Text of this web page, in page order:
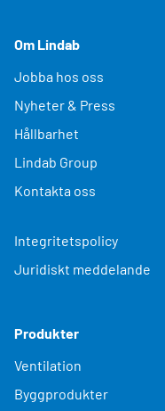
Om Lindab
Jobba hos oss
Nyheter & Press
Hållbarhet
Lindab Group
Kontakta oss
Integritetspolicy
Juridiskt meddelande
Produkter
Ventilation
Byggprodukter